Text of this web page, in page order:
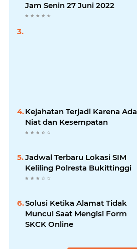
Jam Senin 27 Juni 2022
Kejahatan Terjadi Karena Ada
Niat dan Kesempatan
Jadwal Terbaru Lokasi SIM
Keliling Polresta Bukittinggi
Solusi Ketika Alamat Tidak
Muncul Saat Mengisi Form
SKCK Online